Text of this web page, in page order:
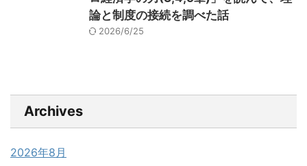
論と制度の接続を調べた話
2026/6/25
Archives
2026年8月